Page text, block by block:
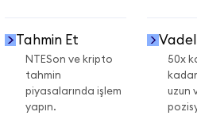
Tahmin Et
NTESon ve kripto
tahmin
piyasalarında işlem
yapın.
50x
uzun